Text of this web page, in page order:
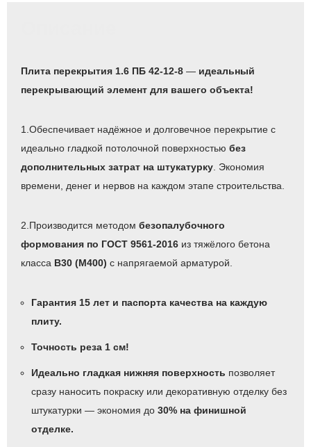
Плита перекрытия 1.6 ПБ 42-12-8 — идеальный
перекрывающий элемент для вашего объекта!
1.Обеспечивает надёжное и долговечное перекрытие с
идеально гладкой потолочной поверхностью без
дополнительных затрат на штукатурку. Экономия
времени, денег и нервов на каждом этапе строительства.
2.Производится методом безопалубочного
формования по ГОСТ 9561-2016 из тяжёлого бетона
класса B30 (М400) с напрягаемой арматурой.
Гарантия 15 лет и паспорта качества на каждую
плиту.
Точность реза 1 см!
Идеально гладкая нижняя поверхность позволяет
сразу наносить покраску или декоративную отделку без
штукатурки — экономия до 30% на финишной
отделке.